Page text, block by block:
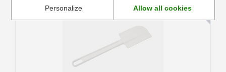
Personalize Allow all cookies